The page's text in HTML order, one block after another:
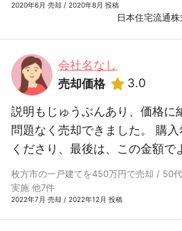
2020年6月 売却 / 2020年8月 投稿
日本住宅流通
会社名なし
売却価格
3.0
説明もじゅうぶんあり、価格に
問題なく売却できました。 購
くださり、最後は、この金額で
枚方市の一戸建てを450万円で売却 / 50
実施 他7件
2022年7月 売却 / 2022年12月 投稿